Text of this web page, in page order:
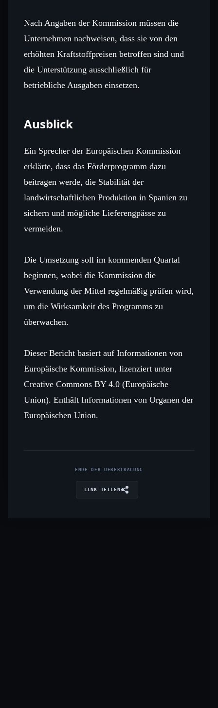
Nach Angaben der Kommission müssen die
Unternehmen nachweisen, dass sie von den
erhöhten Kraftstoffpreisen betroffen sind und
die Unterstützung ausschließlich für
betriebliche Ausgaben einsetzen.
Ausblick
Ein Sprecher der Europäischen Kommission
erklärte, dass das Förderprogramm dazu
beitragen werde, die Stabilität der
landwirtschaftlichen Produktion in Spanien zu
sichern und mögliche Lieferengpässe zu
vermeiden.
Die Umsetzung soll im kommenden Quartal
beginnen, wobei die Kommission die
Verwendung der Mittel regelmäßig prüfen wird,
um die Wirksamkeit des Programms zu
überwachen.
Dieser Bericht basiert auf Informationen von
Europäische Kommission, lizenziert unter
Creative Commons BY 4.0 (Europäische
Union). Enthält Informationen von Organen der
Europäischen Union.
ENDE DER UEBERTRAGUNG
LINK TEILEN